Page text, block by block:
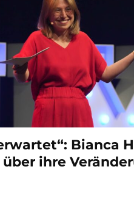
Bianca
ihre